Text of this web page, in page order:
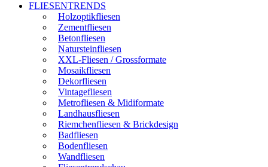
FLIESENTRENDS
Holzoptikfliesen
Zementfliesen
Betonfliesen
Natursteinfliesen
XXL-Fliesen / Grossformate
Mosaikfliesen
Dekorfliesen
Vintagefliesen
Metrofliesen & Midiformate
Landhausfliesen
Riemchenfliesen & Brickdesign
Badfliesen
Bodenfliesen
Wandfliesen